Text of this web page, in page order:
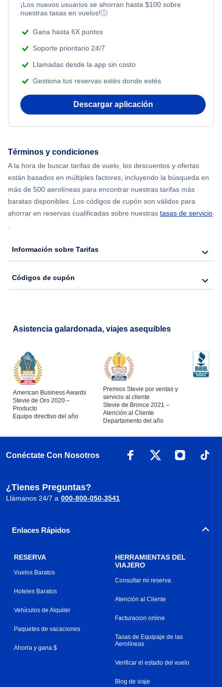
¡Los nuevos usuarios se ahorran hasta $100 sobre
nuestras tasas en vuelos!ⓘ
Gana hasta 6X puntos
Soporte prioritario 24/7
Llamadas desde la app sin costo
Gestiona tus reservas estés donde estés
Descargar aplicación
Términos y condiciones
A la hora de buscar tarifas de vuelo, los descuentos y ofertas
están basados en múltiples factores, incluyendo la búsqueda en
más de 500 aerolíneas para encontrar nuestras tarifas más
baratas disponibles. Los códigos de cupón son válidos para
ahorrar en reservas cualificadas sobre nuestras tasas de servicio
.
Información sobre Tarifas
Códigos de cupón
Asistencia galardonada, viajes asequibles
American Business Awards
Stevie de Oro 2020 –
Producto
Equipo directivo del año
Premios Stevie por ventas y
servicio al cliente
Stevie de Bronce 2021 –
Atención al Cliente
Departamento del año
Conéctate Con Nosotros
¿Tienes Preguntas?
Llámanos 24/7 a 000-800-050-3541
Enlaces Rápidos
RESERVA
Vuelos Baratos
Hoteles Baratos
Vehículos de Alquiler
Paquetes de vacaciones
Ahorra y gana $
HERRAMIENTAS DEL
VIAJERO
Consultar mi reserva
Atención al Cliente
Facturacion online
Tasas de Equipaje de las
Aerolíneas
Verificar el estado del vuelo
Blog de viaje